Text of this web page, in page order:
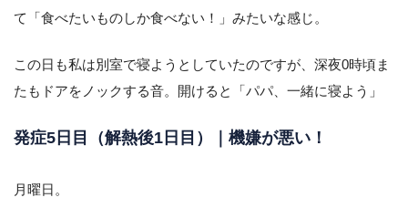
て「食べたいものしか食べない！」みたいな感じ。
この日も私は別室で寝ようとしていたのですが、深夜0時頃ま
たもドアをノックする音。開けると「パパ、一緒に寝よう」
発症5日目（解熱後1日目）｜機嫌が悪い！
月曜日。